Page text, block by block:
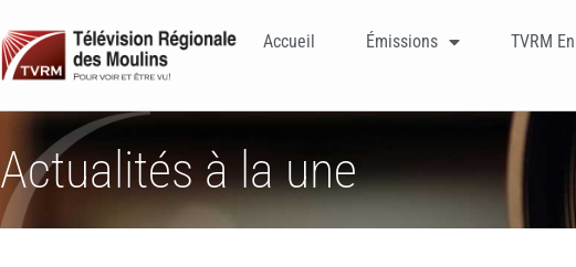
Accueil Émissions TVRM
Actualités à la une